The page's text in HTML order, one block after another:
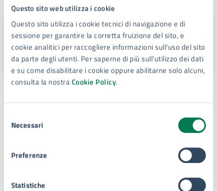
Questo sito web utilizza i cookie
Questo sito utilizza i cookie tecnici di navigazione e di
sessione per garantire la corretta fruizione del sito, e
cookie analitici per raccogliere informazioni sull'uso del sito
da parte degli utenti. Per saperne di più sull'utilizzo dei dati
e su come disabilitare i cookie oppure abilitarne solo alcuni,
consulta la nostraCookie Policy.
delNecessari
Preferenze
Statistiche
Il Segretario Generale: Avv. Costa
Danila
Piazza Duomo, 4, 96100
Danila Costa